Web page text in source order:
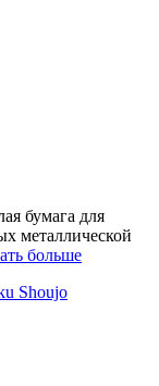
бумага для
металлической
больше